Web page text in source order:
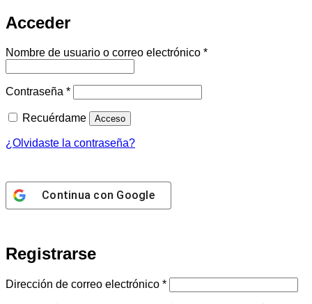
Acceder
Nombre de usuario o correo electrónico *Obligatorio
Contraseña *Obligatorio
Recuérdame Acceso
¿Olvidaste la contraseña?
Continua con Google
Registrarse
Dirección de correo electrónico *Obligatorio